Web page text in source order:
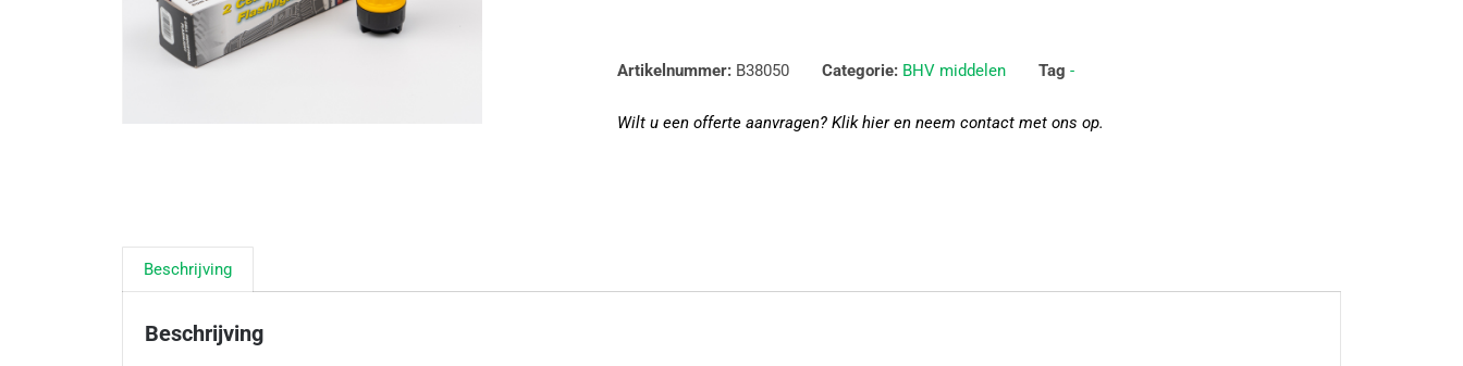
Artikelnummer: B38050 Categorie: BHV middelen Tag -
Wilt u een offerte aanvragen? Klik hier en neem contact met ons op.
Beschrijving
Beschrijving